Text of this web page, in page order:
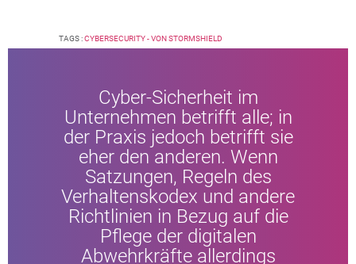
TAGS :CYBERSECURITY - VON STORMSHIELD
Cyber-Sicherheit im
Unternehmen betrifft alle; in
der Praxis jedoch betrifft sie
eher den anderen. Wenn
Satzungen, Regeln des
Verhaltenskodex und andere
Richtlinien in Bezug auf die
Pflege der digitalen
Abwehrkräfte allerdings